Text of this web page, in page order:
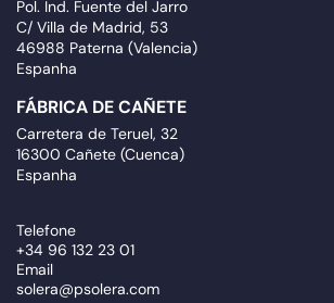
Pol. Ind. Fuente del Jarro
C/ Villa de Madrid, 53
46988 Paterna (Valencia)
Espanha
FÁBRICA DE CAÑETE
Carretera de Teruel, 32
16300 Cañete (Cuenca)
Espanha
Telefone
+34 96 132 23 01
Email
solera@psolera.com